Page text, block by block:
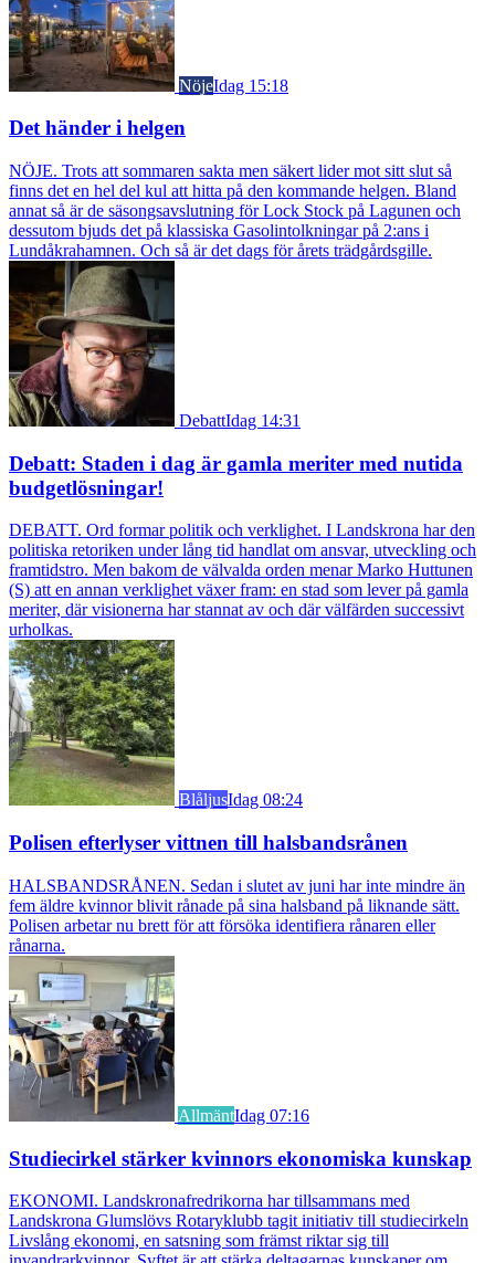
NöjeIdag 15:18
Det händer i helgen
NÖJE. Trots att sommaren sakta men säkert lider mot sitt slut så
finns det en hel del kul att hitta på den kommande helgen. Bland
annat så är de säsongsavslutning för Lock Stock på Lagunen och
dessutom bjuds det på klassiska Gasolintolkningar på 2:ans i
Lundåkrahamnen. Och så är det dags för årets trädgårdsgille.
DebattIdag 14:31
Debatt: Staden i dag är gamla meriter med nutida
budgetlösningar!
DEBATT. Ord formar politik och verklighet. I Landskrona har den
politiska retoriken under lång tid handlat om ansvar, utveckling och
framtidstro. Men bakom de välvalda orden menar Marko Huttunen
(S) att en annan verklighet växer fram: en stad som lever på gamla
meriter, där visionerna har stannat av och där välfärden successivt
urholkas.
BlåljusIdag 08:24
Polisen efterlyser vittnen till halsbandsrånen
HALSBANDSRÅNEN. Sedan i slutet av juni har inte mindre än
fem äldre kvinnor blivit rånade på sina halsband på liknande sätt.
Polisen arbetar nu brett för att försöka identifiera rånaren eller
rånarna.
AllmäntIdag 07:16
Studiecirkel stärker kvinnors ekonomiska kunskap
EKONOMI. Landskronafredrikorna har tillsammans med
Landskrona Glumslövs Rotaryklubb tagit initiativ till studiecirkeln
Livslång ekonomi, en satsning som främst riktar sig till